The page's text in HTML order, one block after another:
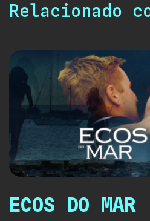
Relacionado
ECOS DO MAR